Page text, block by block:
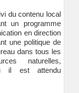
du contenu local
un programme
en direction
une politique de
dans tous les
naturelles,
il est attendu